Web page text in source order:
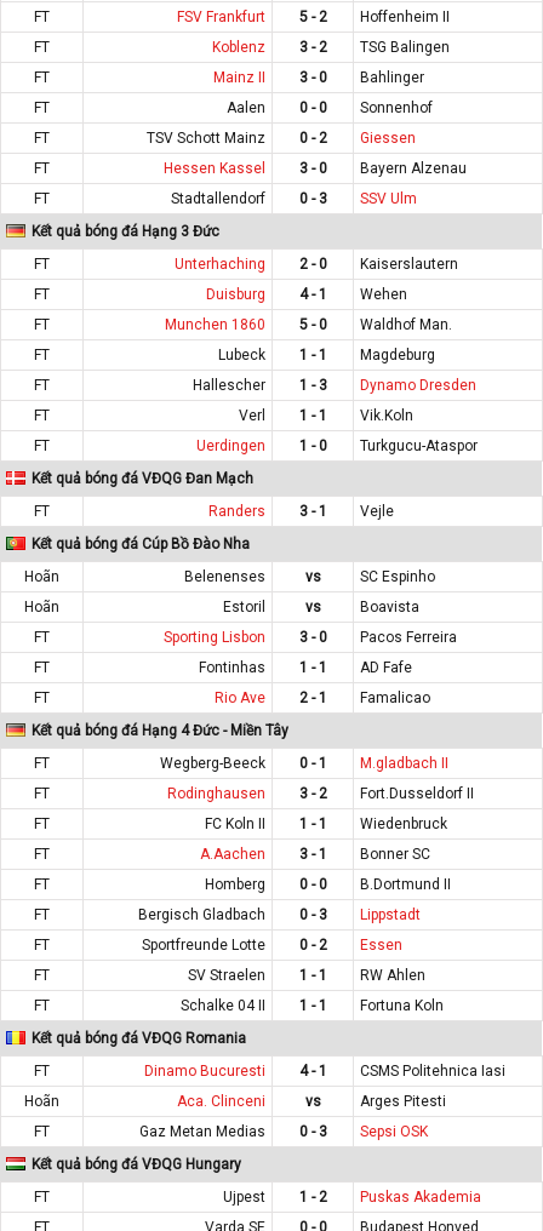
FT FSV Frankfurt 5 - 2
Hoffenheim II
FT
Koblenz 3 - 2
TSG Balingen
FT
Mainz II 3 - 0
Bahlinger
FT
Aalen 0 - 0
Sonnenhof
FT
TSV Schott Mainz 0 - 2
Giessen
FT
Hessen Kassel 3 - 0
Bayern Alzenau
FT
Stadtallendorf 0 - 3
SSV Ulm
Kết quả bóng đá Hạng 3 Đức
FT
Unterhaching 2 - 0
Kaiserslautern
FT
Duisburg 4 - 1
Wehen
FT
Munchen 1860 5 - 0
Waldhof Man.
FT
Lubeck 1 - 1
Magdeburg
FT
Hallescher 1 - 3
Dynamo Dresden
FT
Verl 1 - 1
Vik.Koln
FT
Uerdingen 1 - 0
Turkgucu-Ataspor
Kết quả bóng đá VĐQG Đan Mạch
FT
Randers 3 - 1
Vejle
Kết quả bóng đá Cúp Bồ Đào Nha
Hoãn
Belenenses vs
SC Espinho
Hoãn
Estoril vs
Boavista
FT
Sporting Lisbon 3 - 0
Pacos Ferreira
FT
Fontinhas 1 - 1
AD Fafe
FT
Rio Ave 2 - 1
Famalicao
Kết quả bóng đá Hạng 4 Đức - Miền Tây
FT
Wegberg-Beeck 0 - 1
M.gladbach II
FT
Rodinghausen 3 - 2
Fort.Dusseldorf II
FT
FC Koln II 1 - 1
Wiedenbruck
FT
A.Aachen 3 - 1
Bonner SC
FT
Homberg 0 - 0
B.Dortmund II
FT
Bergisch Gladbach 0 - 3
Lippstadt
FT
Sportfreunde Lotte 0 - 2
Essen
FT
SV Straelen 1 - 1
RW Ahlen
FT
Schalke 04 II 1 - 1
Fortuna Koln
Kết quả bóng đá VĐQG Romania
FT
Dinamo Bucuresti 4 - 1
CSMS Politehnica Iasi
Hoãn
Aca. Clinceni vs
Arges Pitesti
FT
Gaz Metan Medias 0 - 3
Sepsi OSK
Kết quả bóng đá VĐQG Hungary
FT
Ujpest 1 - 2
Puskas Akademia
FT
Varda SE 0 - 0
Budapest Honved